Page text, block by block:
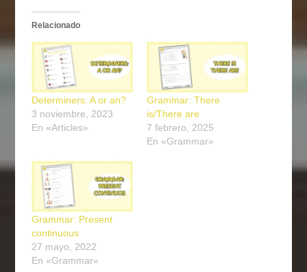
Relacionado
Determiners: A or an?
3 noviembre, 2023
En «Articles»
Grammar: There
is/There are
7 febrero, 2025
En «Grammar»
Grammar: Present
continuous
27 mayo, 2022
En «Grammar»